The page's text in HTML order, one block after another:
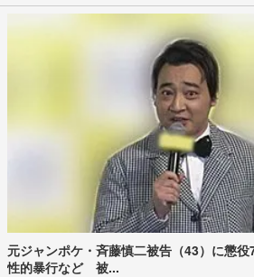
元ジャンポケ・斉藤慎二被告（43）に懲
性的暴行など 被...